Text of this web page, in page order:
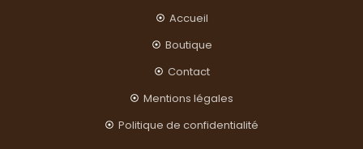
Accueil
Boutique
Contact
Mentions légales
Politique de confidentialité